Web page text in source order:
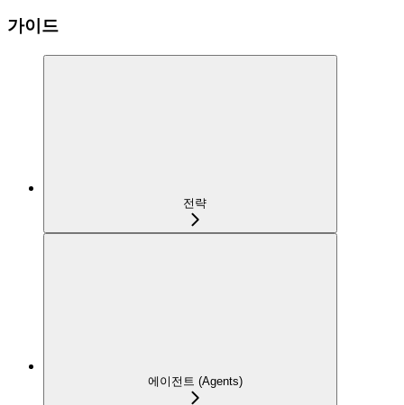
가이드
전략
에이전트 (Agents)